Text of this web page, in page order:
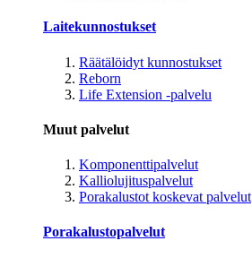
Laitekunnostukset
Räätälöidyt kunnostukset
Reborn
Life Extension -palvelu
Muut palvelut
Komponenttipalvelut
Kalliolujituspalvelut
Porakalustot koskevat palvelut
Porakalustopalvelut